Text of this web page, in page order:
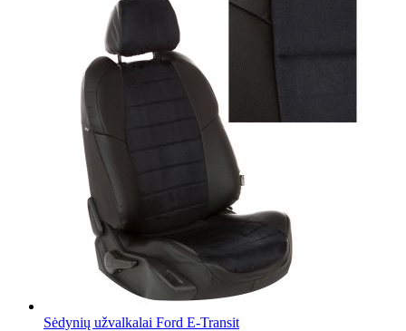
Sėdynių užvalkalai Ford E-Transit